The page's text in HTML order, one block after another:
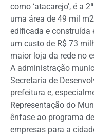
como ‘atacarejo’, é a
uma área de 49 mil
edificada e construída
um custo de R$ 73
maior loja da rede no
A administração
Secretaria de
prefeitura e,
Representação do
ênfase ao programa
empresas para a